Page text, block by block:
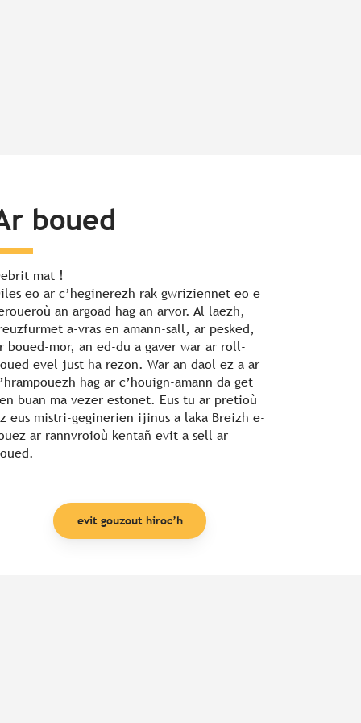
boued
mat !
eo ar c’heginerezh rak gwriziennet eo e
an argoad hag an arvor. Al laezh,
a-vras en amann-sall, ar pesked,
boued-mor, an ed-du a gaver war ar roll-
evel just ha rezon. War an daol ez a ar
hag ar c’houign-amann da get
buan ma vezer estonet. Eus tu ar pretioù
eus mistri-geginerien ijinus a laka Breizh e-
ar rannvroioù kentañ evit a sell ar
evit gouzout hiroc’h